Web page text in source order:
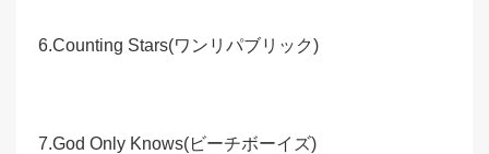
6.Counting Stars(ワンリパブリック)
7.God Only Knows(ビーチボーイズ)